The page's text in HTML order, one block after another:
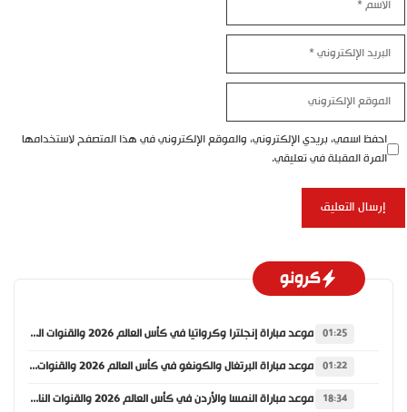
الإلكتروني
الإلكتروني
احفظ اسمي، بريدي الإلكتروني، والموقع الإلكتروني في هذا المتصفح لاستخدامها
المرة المقبلة في تعليقي.
كرونو
01:25 موعد مباراة إنجلترا وكرواتيا في كأس العالم 2026 والقنوات الناقلة
01:22 موعد مباراة البرتغال والكونغو في كأس العالم 2026 والقنوات الناقلة
18:34 موعد مباراة النمسا والأردن في كأس العالم 2026 والقنوات الناقلة